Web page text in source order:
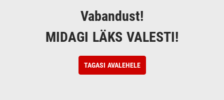
Vabandust!
MIDAGI LÄKS VALESTI!
TAGASI AVALEHELE